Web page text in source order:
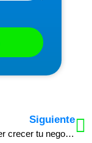
Siguiente
Cómo hacer crecer tu negocio en tiempos de crisis económica